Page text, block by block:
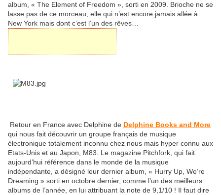
album, « The Element of Freedom », sorti en 2009. Brioche ne se
lasse pas de ce morceau, elle qui n’est encore jamais allée à
New York mais dont c’est l’un des rêves…
Retour en France avec Delphine de Delphine Books and More
qui nous fait découvrir un groupe français de musique
électronique totalement inconnu chez nous mais hyper connu aux
Etats-Unis et au Japon, M83. Le magazine Pitchfork, qui fait
aujourd’hui référence dans le monde de la musique
indépendante, a désigné leur dernier album, « Hurry Up, We’re
Dreaming » sorti en octobre dernier, comme l’un des meilleurs
albums de l’année, en lui attribuant la note de 9,1/10 ! Il faut dire